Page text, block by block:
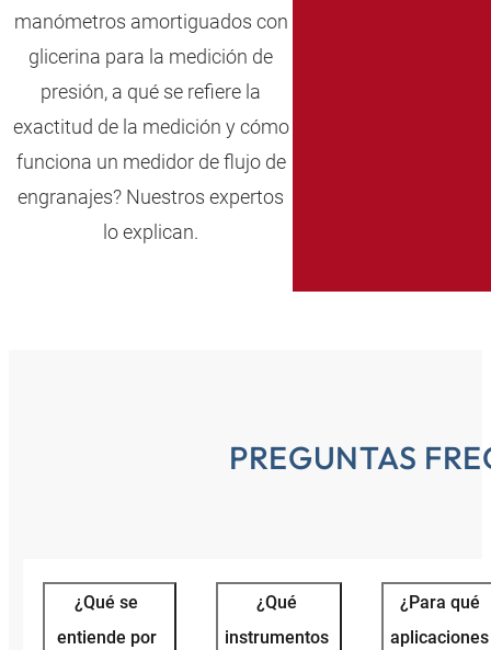
manómetros amortiguados con
glicerina para la medición de
presión, a qué se refiere la
exactitud de la medición y cómo
funciona un medidor de flujo de
engranajes? Nuestros expertos
lo explican.
PREGUNTAS
¿Qué se
entiende por
¿Qué
instrumentos
¿Para qué
aplicaciones